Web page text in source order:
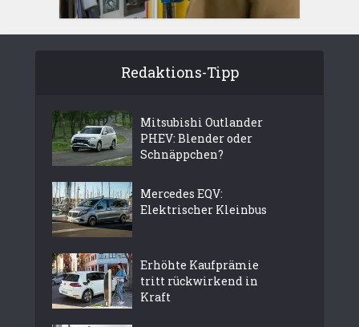
Redaktions-Tipp
Mitsubishi Outlander
PHEV: Blender oder
Schnäppchen?
Mercedes EQV:
Elektrischer Kleinbus
Erhöhte Kaufprämie
tritt rückwirkend in
Kraft